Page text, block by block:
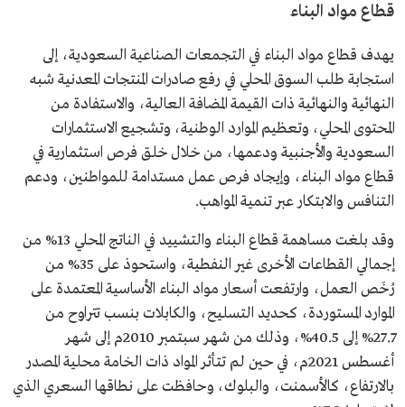
قطاع مواد البناء
يهدف قطاع مواد البناء في التجمعات الصناعية السعودية، إلى
استجابة طلب السوق المحلي في رفع صادرات المنتجات المعدنية شبه
النهائية والنهائية ذات القيمة المضافة العالية، والاستفادة من
المحتوى المحلي، وتعظيم الموارد الوطنية، وتشجيع الاستثمارات
السعودية والأجنبية ودعمها، من خلال خلق فرص استثمارية في
قطاع مواد البناء، وإيجاد فرص عمل مستدامة للمواطنين، ودعم
التنافس والابتكار عبر تنمية المواهب.
وقد بلغت مساهمة قطاع البناء والتشييد في الناتج المحلي 13% من
إجمالي القطاعات الأخرى غير النفطية، واستحوذ على 35% من
رُخَص العمل، وارتفعت أسعار مواد البناء الأساسية المعتمدة على
الموارد المستوردة، كحديد التسليح، والكابلات بنسب تتراوح من
27.7% إلى 40.5%، وذلك من شهر سبتمبر 2010م إلى شهر
أغسطس 2021م، في حين لم تتأثر المواد ذات الخامة محلية المصدر
بالارتفاع، كالأسمنت، والبلوك، وحافظت على نطاقها السعري الذي